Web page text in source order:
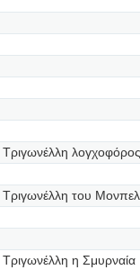
Τριγωνέλλη λογχοφόρος
Τριγωνέλλη του
Τριγωνέλλη η Σμυρναία